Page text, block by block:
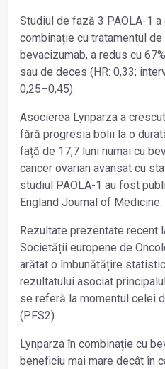
Studiul de fază 3 PAOLA-1
combinație cu tratamentul
bevacizumab, a redus cu
sau de deces (HR: 0,33;
0,25–0,45).
Asocierea Lynparza a
fără progresia bolii la o
față de 17,7 luni numai cu
cancer ovarian avansat cu
studiul PAOLA-1 au fost
England Journal of Medicine.
Rezultate prezentate recent
Societății europene de
arătat o îmbunătățire
rezultatului asociat
se referă la momentul celei
(PFS2).
Lynparza în combinație cu
beneficiu mai mare decât în